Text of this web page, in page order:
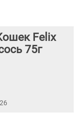
Felix
75г